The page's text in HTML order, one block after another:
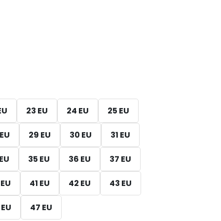
23 EU 24 EU 25 EU
29 EU 30 EU 31 EU
35 EU 36 EU 37 EU
41 EU 42 EU 43 EU
47 EU